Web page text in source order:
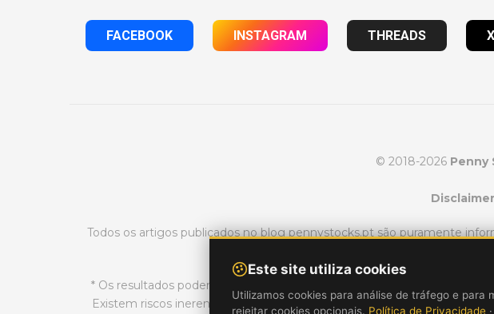
Este site utiliza cookies
Utilizamos cookies para análise de tráfego e para
rejeitar cookies opcionais. Política de Privacidade ·
FACEBOOK INSTAGRAM THREADS X
© 2018-2026 Penny
Disclaimer
Todos os artigos publicados no blog pennystocks.pt são puramente
* Os resultados podem não ser típicos e podem variar de pessoa para
Existem riscos inerentes ao day trading no mercado de ações,